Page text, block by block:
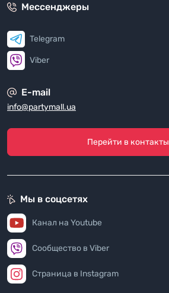
Мессенджеры
Telegram
Viber
E-mail
info@partymall.ua
Перейти в контакты
Мы в соцсетях
Канал на Youtube
Сообщество в Viber
Страница в Instagram